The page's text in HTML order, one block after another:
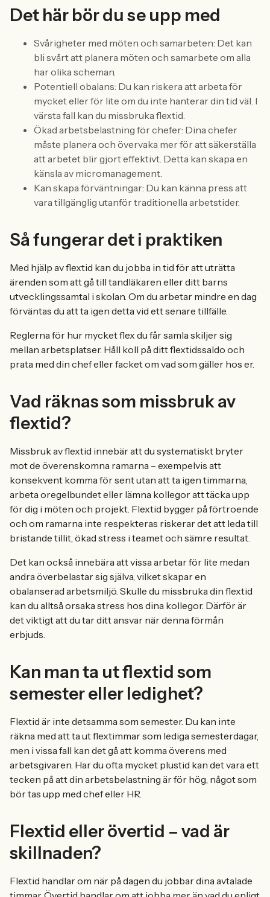
Det här bör du se upp med
Svårigheter med möten och samarbeten: Det kan
bli svårt att planera möten och samarbete om alla
har olika scheman.
Potentiell obalans: Du kan riskera att arbeta för
mycket eller för lite om du inte hanterar din tid väl. I
värsta fall kan du missbruka flextid.
Ökad arbetsbelastning för chefer: Dina chefer
måste planera och övervaka mer för att säkerställa
att arbetet blir gjort effektivt. Detta kan skapa en
känsla av micromanagement.
Kan skapa förväntningar: Du kan känna press att
vara tillgänglig utanför traditionella arbetstider.
Så fungerar det i praktiken
Med hjälp av flextid kan du jobba in tid för att uträtta
ärenden som att gå till tandläkaren eller ditt barns
utvecklingssamtal i skolan. Om du arbetar mindre en dag
förväntas du att ta igen detta vid ett senare tillfälle.
Reglerna för hur mycket flex du får samla skiljer sig
mellan arbetsplatser. Håll koll på ditt flextidssaldo och
prata med din chef eller facket om vad som gäller hos er.
Vad räknas som missbruk av
flextid?
Missbruk av flextid innebär att du systematiskt bryter
mot de överenskomna ramarna – exempelvis att
konsekvent komma för sent utan att ta igen timmarna,
arbeta oregelbundet eller lämna kollegor att täcka upp
för dig i möten och projekt. Flextid bygger på förtroende
och om ramarna inte respekteras riskerar det att leda till
bristande tillit, ökad stress i teamet och sämre resultat.
Det kan också innebära att vissa arbetar för lite medan
andra överbelastar sig själva, vilket skapar en
obalanserad arbetsmiljö. Skulle du missbruka din flextid
kan du alltså orsaka stress hos dina kollegor. Därför är
det viktigt att du tar ditt ansvar när denna förmån
erbjuds.
Kan man ta ut flextid som
semester eller ledighet?
Flextid är inte detsamma som semester. Du kan inte
räkna med att ta ut flextimmar som lediga semesterdagar,
men i vissa fall kan det gå att komma överens med
arbetsgivaren. Har du ofta mycket plustid kan det vara ett
tecken på att din arbetsbelastning är för hög, något som
bör tas upp med chef eller HR.
Flextid eller övertid – vad är
skillnaden?
Flextid handlar om när på dagen du jobbar dina avtalade